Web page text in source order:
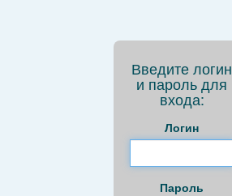
Введите логин
и пароль для
входа:
Логин
Пароль